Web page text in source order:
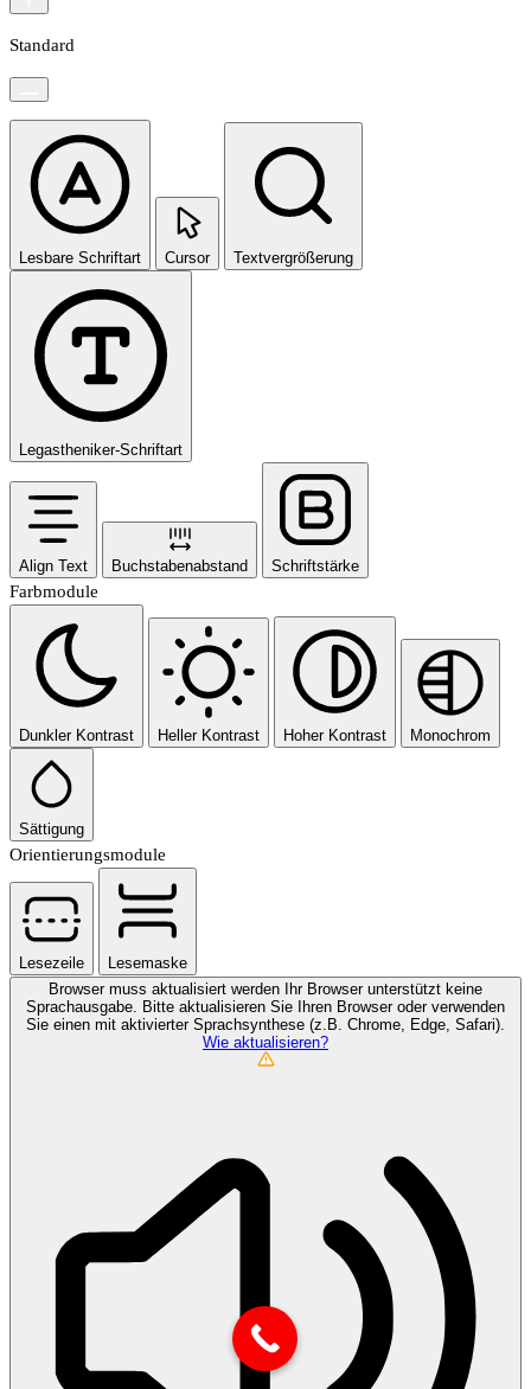
Standard
Lesbare Schriftart Cursor Textvergrößerung
Legastheniker-Schriftart
Align Text Buchstabenabstand Schriftstärke
Farbmodule
Dunkler Kontrast Heller Kontrast Hoher Kontrast Monochrom
Sättigung
Orientierungsmodule
Lesezeile
Lesemaske
Browser muss aktualisiert werden
Ihr Browser unterstützt keine
Sprachausgabe. Bitte aktualisieren Sie Ihren Browser oder verwenden
Sie einen mit aktivierter Sprachsynthese (z.B. Chrome, Edge, Safari).
Wie aktualisieren?